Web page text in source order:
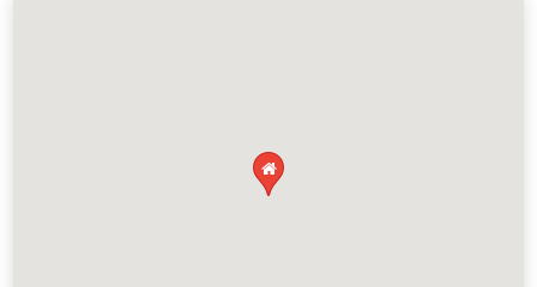
